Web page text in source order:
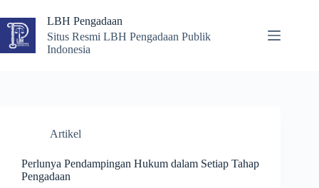
to
content
LBH Pengadaan
Situs Resmi LBH Pengadaan Publik
Indonesia
Artikel
Perlunya Pendampingan Hukum dalam Setiap Tahap
Pengadaan